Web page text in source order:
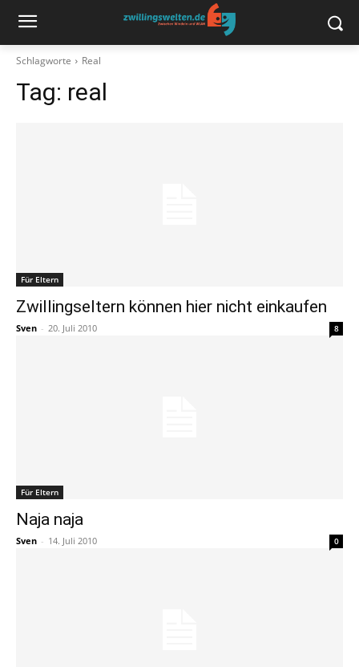
Schlagworte Real
Tag: real
Für Eltern
Zwillingseltern können hier nicht einkaufen
Sven - 20. Juli 2010 8
Für Eltern
Naja naja
Sven - 14. Juli 2010 0